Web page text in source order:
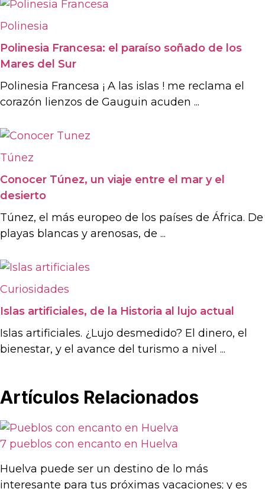
Polinesia
Polinesia Francesa: el paraíso soñado de los
Mares del Sur
Polinesia Francesa ¡ A las islas ! me reclama el
corazón lienzos de Gauguin acuden ...
Túnez
Conocer Túnez, un viaje entre el mar y el
desierto
Túnez, el más europeo de los países de África. De
playas blancas y arenosas, de ...
Curiosidades
Islas artificiales, de la Historia al lujo actual
Islas artificiales. ¿Lujo desmedido? El dinero, el
bienestar, y el avance del turismo a nivel ...
Artículos Relacionados
7 pueblos con encanto en Huelva
Huelva puede ser un destino de lo más
interesante para tus próximas vacaciones; y es